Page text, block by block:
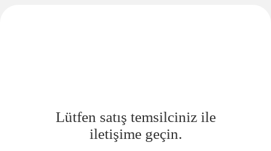
Lütfen satış temsilciniz ile
iletişime geçin.